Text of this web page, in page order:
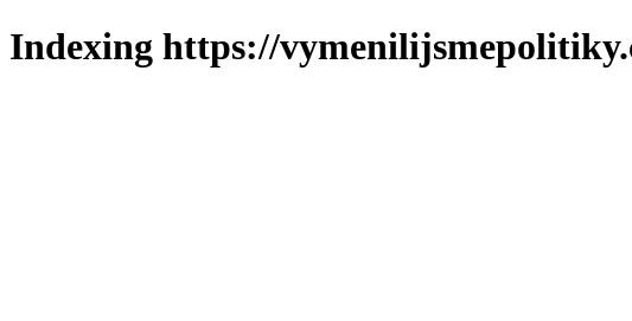
Indexing https://